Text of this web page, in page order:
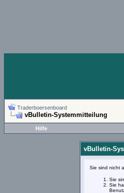
Traderboersenboard
vBulletin-Systemmitteilung
Hilfe
vBulletin-
Sie sind nicht
Sie
Sie